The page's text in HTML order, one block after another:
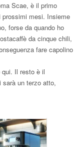
Scae, è il primo
prossimi mesi. Insieme
forse da quando ho
da cinque chili,
fare capolino
Il resto è il
sarà un terzo atto,